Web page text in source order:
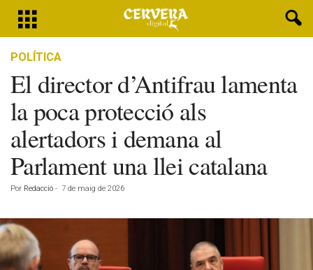
POLÍTICA
El director d’Antifrau lamenta
la poca protecció als
alertadors i demana al
Parlament una llei catalana
Por Redacció - 7 de maig de 2026